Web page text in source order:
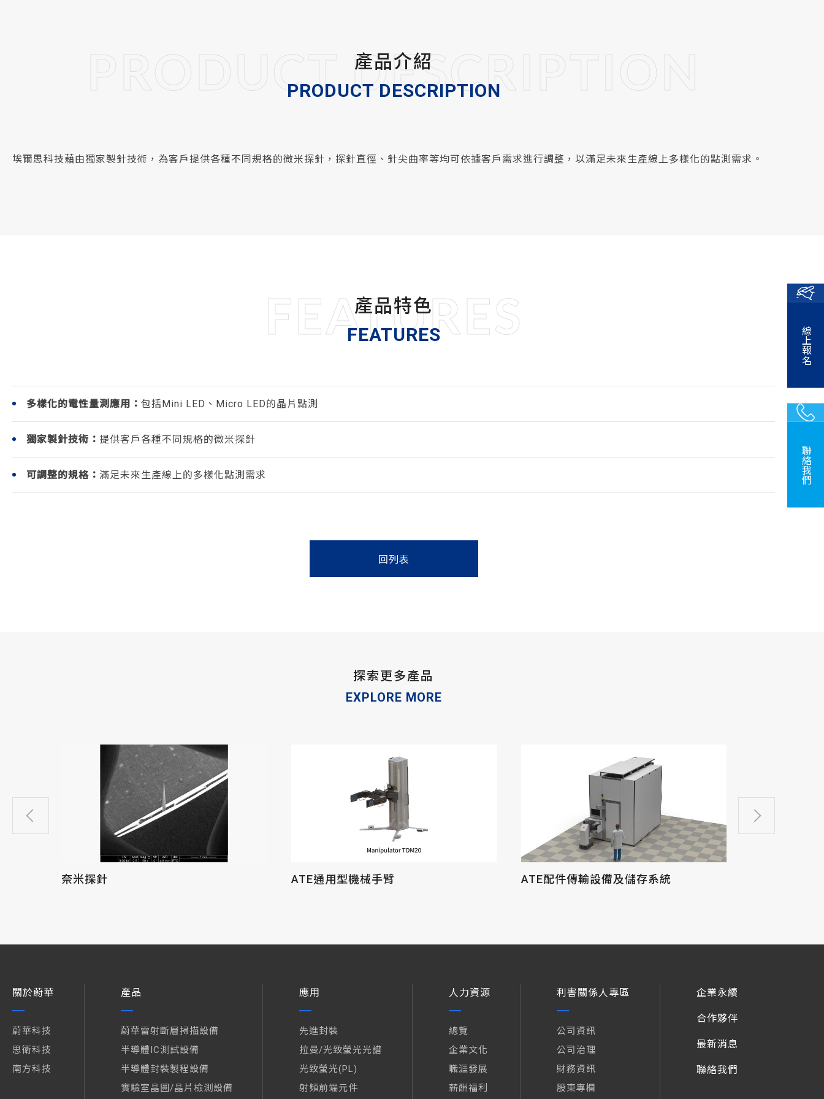
線上報名
聯絡我們
PRODUCT DESCRIPTION
產品介紹
PRODUCT DESCRIPTION
埃爾思科技藉由獨家製針技術，為客戶提供各種不同規格的微米探針，探針直徑、針尖曲率等均可依據客戶需求進行調整，以滿足未來生產線上多樣化的點測需求。
FEATURES
產品特色
FEATURES
多樣化的電性量測應用： 包括Mini LED、Micro LED的晶片點測
獨家製針技術： 提供客戶各種不同規格的微米探針
可調整的規格： 滿足未來生產線上的多樣化點測需求
回列表
探索更多產品
EXPLORE MORE
奈米探針 ATE通用型機械手臂 ATE配件傳輸設備及儲存系統
關於蔚華
蔚華科技
思衛科技
南方科技
產品
蔚華雷射斷層掃描設備
半導體IC測試設備
半導體封裝製程設備
實驗室晶圓/晶片檢測設備
應用
先進封裝
拉曼/光致螢光光譜
光致螢光(PL)
射頻前端元件
人力資源
總覽
企業文化
職涯發展
薪酬福利
利害關係人專區
公司資訊
公司治理
財務資訊
股東專欄
企業永續
合作夥伴
最新消息
聯絡我們